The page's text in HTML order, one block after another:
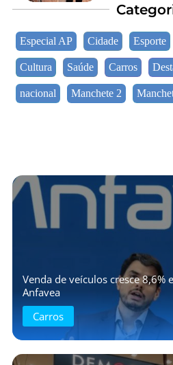
Especial AP Cidade Esporte
Cultura Saúde Carros
nacional Manchete 2
Venda de veículos cresce 8,6%
Anfavea
Carros